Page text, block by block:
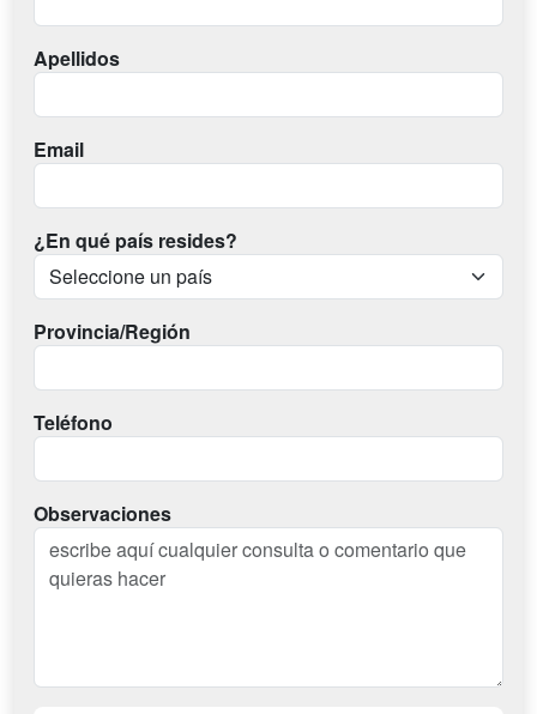
Apellidos
Email
¿En qué país resides?
Provincia/Región
Teléfono
Observaciones